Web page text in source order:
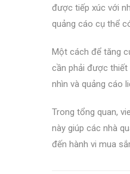
được tiếp xúc với
quảng cáo cụ thể
Một cách để tăng
cần phải được thiết
nhìn và quảng cáo
Trong tổng quan,
này giúp các nhà
đến hành vi mua